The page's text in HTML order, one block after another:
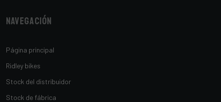
Navegación
Página principal
Ridley bikes
Stock del distribuidor
Stock de fábrica